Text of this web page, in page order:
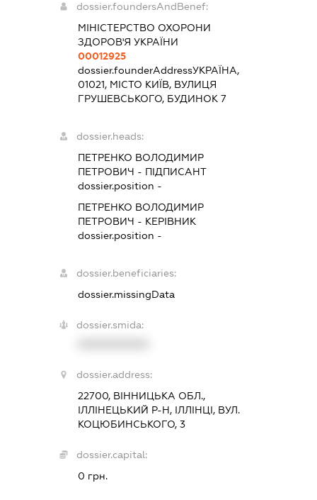
dossier.foundersAndBenef:
МІНІСТЕРСТВО ОХОРОНИ
ЗДОРОВ'Я УКРАЇНИ
00012925
dossier.founderAddressУКРАЇНА,
01021, МІСТО КИЇВ, ВУЛИЦЯ
ГРУШЕВСЬКОГО, БУДИНОК 7
dossier.heads:
ПЕТРЕНКО ВОЛОДИМИР
ПЕТРОВИЧ - ПІДПИСАНТ
dossier.position -
ПЕТРЕНКО ВОЛОДИМИР
ПЕТРОВИЧ - КЕРІВНИК
dossier.position -
dossier.beneficiaries:
dossier.missingData
dossier.smida:
dossier.address:
22700, ВІННИЦЬКА ОБЛ.,
ІЛЛІНЕЦЬКИЙ Р-Н, ІЛЛІНЦІ, ВУЛ.
КОЦЮБИНСЬКОГО, 3
dossier.capital:
0 грн.